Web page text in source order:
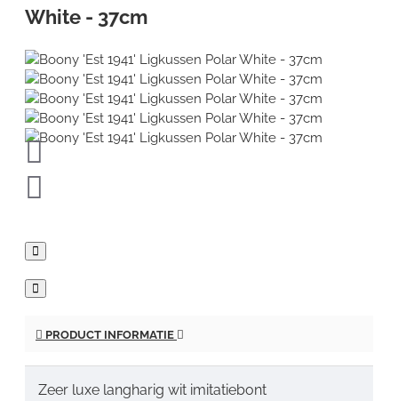
White - 37cm
PRODUCT INFORMATIE
Zeer luxe langharig wit imitatiebont